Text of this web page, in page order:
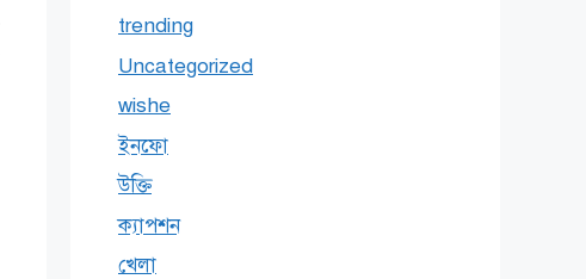
trending
Uncategorized
wishe
ইনফো
উক্তি
ক্যাপশন
খেলা